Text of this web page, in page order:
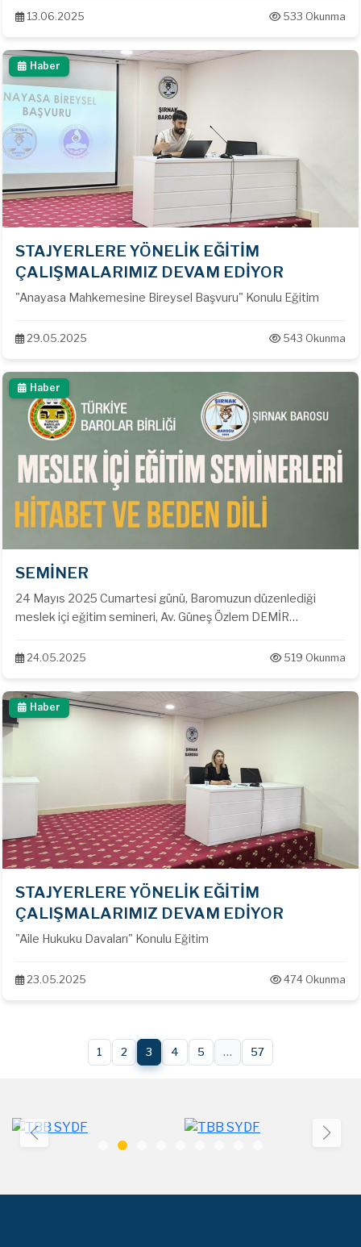
13.06.2025 533 Okunma
Haber
STAJYERLERE YÖNELİK EĞİTİM
ÇALIŞMALARIMIZ DEVAM EDİYOR
"Anayasa Mahkemesine Bireysel Başvuru" Konulu Eğitim
29.05.2025 543 Okunma
Haber
SEMİNER
24 Mayıs 2025 Cumartesi günü, Baromuzun düzenlediği
meslek içi eğitim semineri, Av. Güneş Özlem DEMİR
tarafından verildi. Cizre Belediyesi Konferans Salonunda
meslektaşlarımız katılım sağlamıştır.
24.05.2025 519 Okunma
Haber
STAJYERLERE YÖNELİK EĞİTİM
ÇALIŞMALARIMIZ DEVAM EDİYOR
"Aile Hukuku Davaları" Konulu Eğitim
23.05.2025 474 Okunma
1 2 3 4 5 … 57